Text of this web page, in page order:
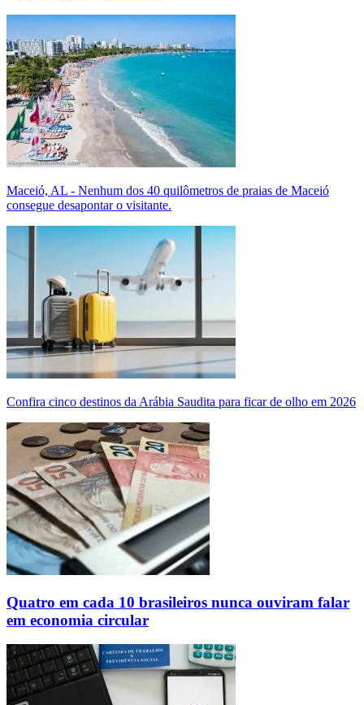
Maceió, AL - Nenhum dos 40 quilômetros de praias de Maceió
consegue desapontar o visitante.
Confira cinco destinos da Arábia Saudita para ficar de olho em 2026
Quatro em cada 10 brasileiros nunca ouviram falar
em economia circular